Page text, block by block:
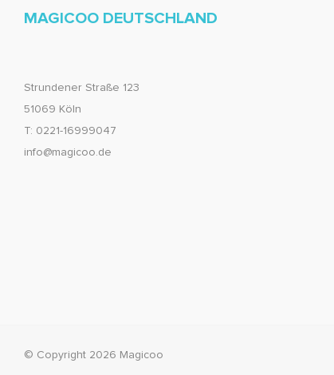
MAGICOO DEUTSCHLAND
Strundener Straße 123
51069 Köln
T: 0221-16999047
info@magicoo.de
© Copyright 2026 Magicoo